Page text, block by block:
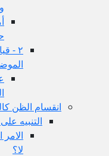
أمثلة للقطع
٢ - قيام الأمارات
الموضوعي و الطريقي:
عدم قيامها
الظن كالقطع إلى
التنبيه على امور:
الامر الأول: الكلام